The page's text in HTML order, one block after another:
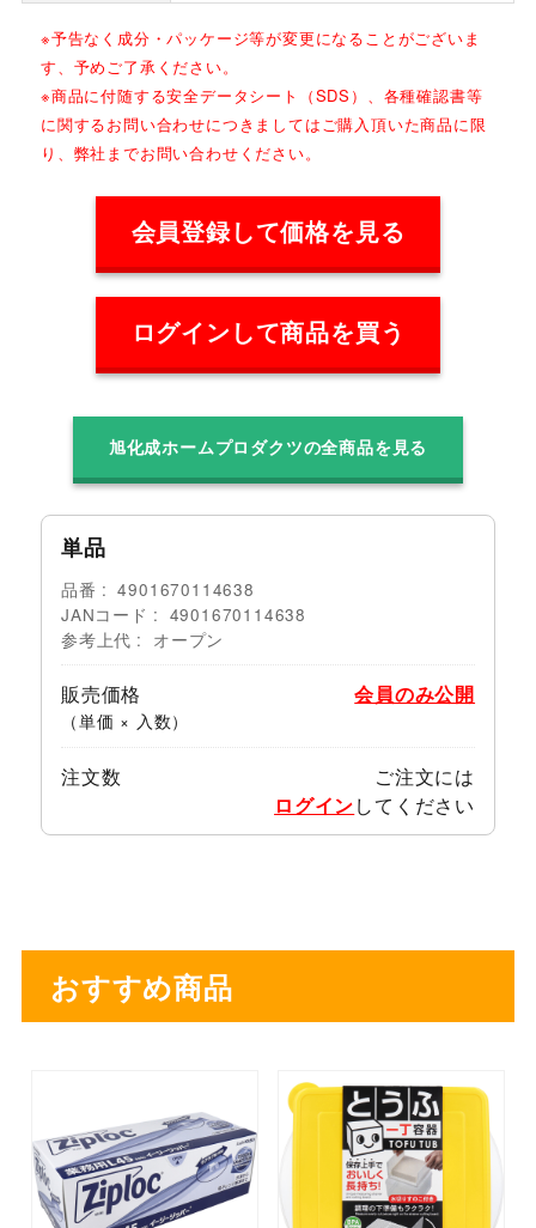
※予告なく成分・パッケージ等が変更になることがございま
す、予めご了承ください。
※商品に付随する安全データシート（SDS）、各種確認書等
に関するお問い合わせにつきましてはご購入頂いた商品に限
り、弊社までお問い合わせください。
会員登録して価格を見る
ログインして商品を買う
旭化成ホームプロダクツの全商品を見る
単品
品番
4901670114638
JANコード
4901670114638
参考上代
オープン
販売価格
（単価 × 入数）
会員のみ公開
注文数
ご注文には
ログインしてください
おすすめ商品